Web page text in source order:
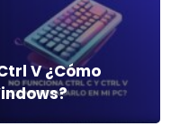
V ¿Cómo